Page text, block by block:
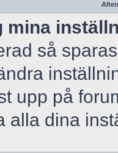
mina
så
upp på
alla dina